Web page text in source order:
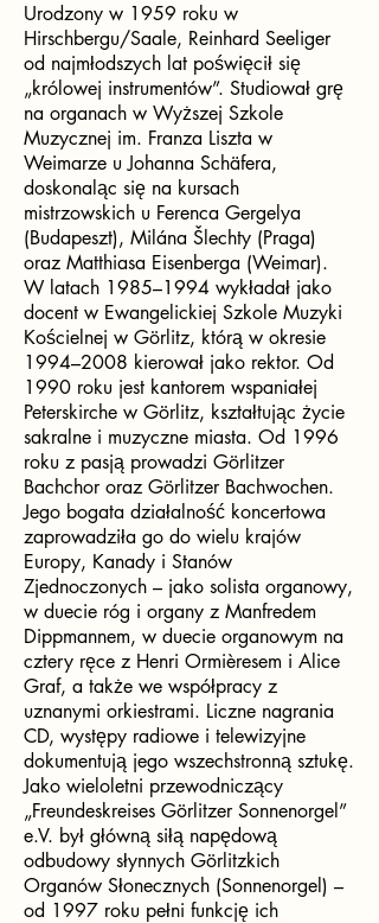
Urodzony w 1959 roku w
Hirschbergu/Saale, Reinhard Seeliger
od najmłodszych lat poświęcił się
„królowej instrumentów”. Studiował grę
na organach w Wyższej Szkole
Muzycznej im. Franza Liszta w
Weimarze u Johanna Schäfera,
doskonaląc się na kursach
mistrzowskich u Ferenca Gergelya
(Budapeszt), Milána Šlechty (Praga)
oraz Matthiasa Eisenberga (Weimar).
W latach 1985–1994 wykładał jako
docent w Ewangelickiej Szkole Muzyki
Kościelnej w Görlitz, którą w okresie
1994–2008 kierował jako rektor. Od
1990 roku jest kantorem wspaniałej
Peterskirche w Görlitz, kształtując życie
sakralne i muzyczne miasta. Od 1996
roku z pasją prowadzi Görlitzer
Bachchor oraz Görlitzer Bachwochen.
Jego bogata działalność koncertowa
zaprowadziła go do wielu krajów
Europy, Kanady i Stanów
Zjednoczonych – jako solista organowy,
w duecie róg i organy z Manfredem
Dippmannem, w duecie organowym na
cztery ręce z Henri Ormièresem i Alice
Graf, a także we współpracy z
uznanymi orkiestrami. Liczne nagrania
CD, występy radiowe i telewizyjne
dokumentują jego wszechstronną sztukę.
Jako wieloletni przewodniczący
„Freundeskreises Görlitzer Sonnenorgel”
e.V. był główną siłą napędową
odbudowy słynnych Görlitzkich
Organów Słonecznych (Sonnenorgel) –
od 1997 roku pełni funkcję ich